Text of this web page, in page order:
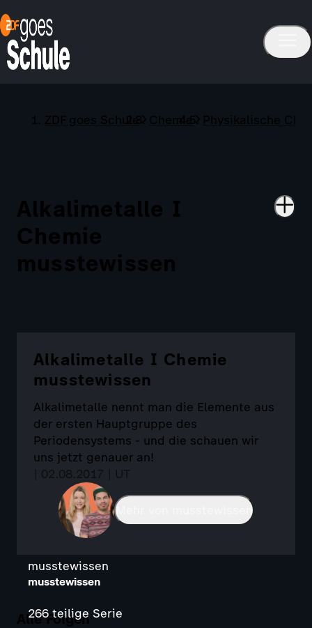
ZDF goes Schule Chemie Physikalische
Alkalimetalle I
Chemie
musstewissen
Alkalimetalle I Chemie
musstewissen
Alkalimetalle nennt man die Elemente aus
der ersten Hauptgruppe des
Periodensystems - und die schauen wir
uns jetzt genauer an!
| 02.08.2017 | UT
Mehr von musstewissen
Alle Folgen
musstewissen
musstewissen
266 teilige Serie